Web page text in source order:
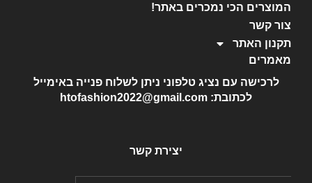
המוצרים הכי נמכרים באתר!
צור קשר
תקנון האתר
מאמרים
לרכישה עם נציג טלפוני ניתן לשלוח פנייה באימייל
לכתובת: htofashion2022@gmail.com
יצירת קשר